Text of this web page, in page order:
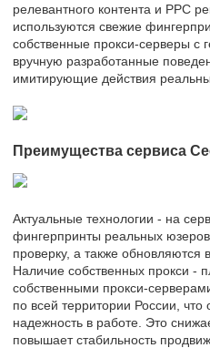
релевантного контента и PPC
используются свежие
собственные прокси-серверы с
вручную разработанные
имитирующие действия
Преимущества сервиса
Актуальные технологии - на
фингерпринты реальных
проверку, а также обновляются
Наличие собственных прокси -
собственными прокси-
по всей территории России, что
надежность в работе. Это
повышает стабильность